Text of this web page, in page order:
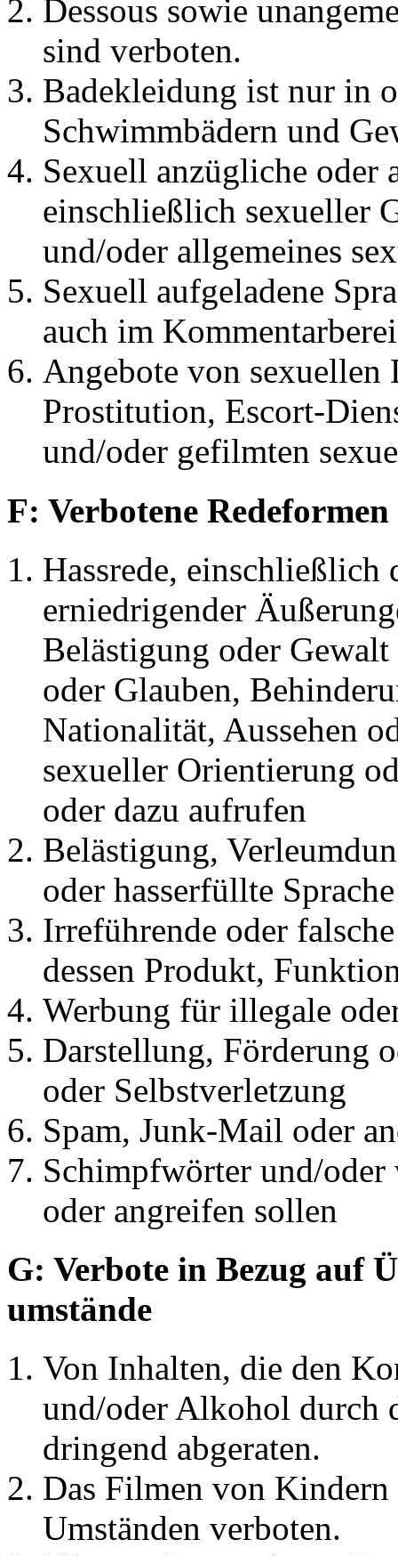
Dessous sowie
sind verboten.
Badekleidung ist nur in
Schwimmbädern und
Sexuell anzügliche oder
einschließlich sexueller
und/oder allgemeines
Sexuell aufgeladene
auch im
Angebote von
Prostitution, Escort-
und/oder gefilmten
F: Verbotene Redeformen
Hassrede,
erniedrigender
Belästigung oder
oder Glauben,
Nationalität, Aussehen
sexueller Orientierung
oder dazu aufrufen
Belästigung,
oder hasserfüllte Sprache
Irreführende oder
dessen Produkt,
Werbung für illegale
Darstellung, Förderung
oder Selbstverletzung
Spam, Junk-Mail oder
Schimpfwörter und/oder
oder angreifen sollen
G: Verbote in Bezug auf
umstände
Von Inhalten, die den
und/oder Alkohol durch
dringend abgeraten.
Das Filmen von
Umständen verboten.